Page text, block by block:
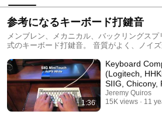
参考になるキーボード打鍵音
メンブレン、メカニカル、バックリングス
式のキーボード打鍵音。 音質がよく、ノイ
1:36
Keyboard
(Logitech,
SIIG, Chicony,
Jeremy Quiros
15K views
11